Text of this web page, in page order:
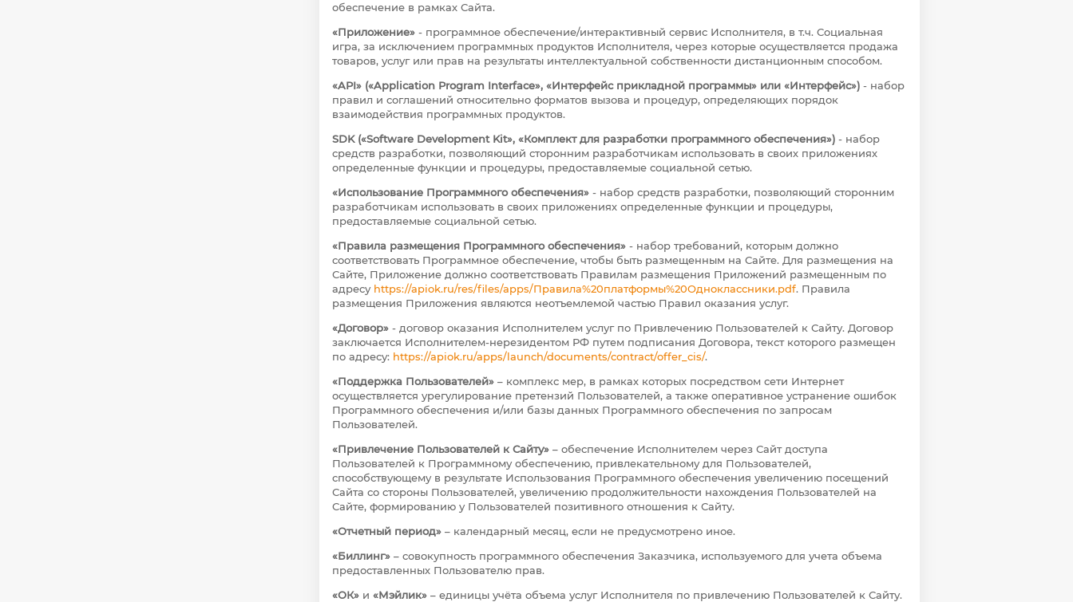
обеспечение в рамках Сайта.
«Приложение» - программное обеспечение/интерактивный сервис Исполнителя, в т.ч. Социальная
игра, за исключением программных продуктов Исполнителя, через которые осуществляется продажа
товаров, услуг или прав на результаты интеллектуальной собственности дистанционным способом.
«API» («Application Program Interface», «Интерфейс прикладной программы» или «Интерфейс») - набор
правил и соглашений относительно форматов вызова и процедур, определяющих порядок
взаимодействия программных продуктов.
SDK («Software Development Kit», «Комплект для разработки программного обеспечения») - набор
средств разработки, позволяющий сторонним разработчикам использовать в своих приложениях
определенные функции и процедуры, предоставляемые социальной сетью.
«Использование Программного обеспечения» - набор средств разработки, позволяющий сторонним
разработчикам использовать в своих приложениях определенные функции и процедуры,
предоставляемые социальной сетью.
«Правила размещения Программного обеспечения» - набор требований, которым должно
соответствовать Программное обеспечение, чтобы быть размещенным на Сайте. Для размещения на
Сайте, Приложение должно соответствовать Правилам размещения Приложений размещенным по
адресу https://apiok.ru/res/files/apps/Правила%20платформы%20Одноклассники.pdf. Правила
размещения Приложения являются неотъемлемой частью Правил оказания услуг.
«Договор» - договор оказания Исполнителем услуг по Привлечению Пользователей к Сайту. Договор
заключается Исполнителем-нерезидентом РФ путем подписания Договора, текст которого размещен
по адресу: https://apiok.ru/apps/launch/documents/contract/offer_cis/.
«Поддержка Пользователей» – комплекс мер, в рамках которых посредством сети Интернет
осуществляется урегулирование претензий Пользователей, а также оперативное устранение ошибок
Программного обеспечения и/или базы данных Программного обеспечения по запросам
Пользователей.
«Привлечение Пользователей к Сайту» – обеспечение Исполнителем через Сайт доступа
Пользователей к Программному обеспечению, привлекательному для Пользователей,
способствующему в результате Использования Программного обеспечения увеличению посещений
Сайта со стороны Пользователей, увеличению продолжительности нахождения Пользователей на
Сайте, формированию у Пользователей позитивного отношения к Сайту.
«Отчетный период» – календарный месяц, если не предусмотрено иное.
«Биллинг» – совокупность программного обеспечения Заказчика, используемого для учета объема
предоставленных Пользователю прав.
«ОК» и «Мэйлик» – единицы учёта объема услуг Исполнителя по привлечению Пользователей к Сайту.